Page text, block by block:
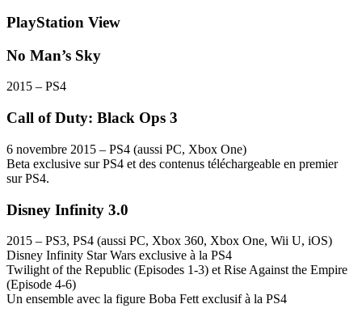
PlayStation View
No Man’s Sky
2015 – PS4
Call of Duty: Black Ops 3
6 novembre 2015 – PS4 (aussi PC, Xbox One)
Beta exclusive sur PS4 et des contenus téléchargeable en premier
sur PS4.
Disney Infinity 3.0
2015 – PS3, PS4 (aussi PC, Xbox 360, Xbox One, Wii U, iOS)
Disney Infinity Star Wars exclusive à la PS4
Twilight of the Republic (Episodes 1-3) et Rise Against the Empire
(Episode 4-6)
Un ensemble avec la figure Boba Fett exclusif à la PS4